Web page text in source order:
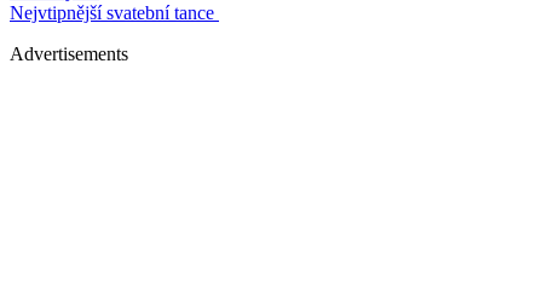
Nejvtipnější svatební tance
Advertisements